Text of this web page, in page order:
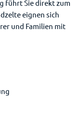
führt Sie direkt zum
eignen sich
und Familien mit